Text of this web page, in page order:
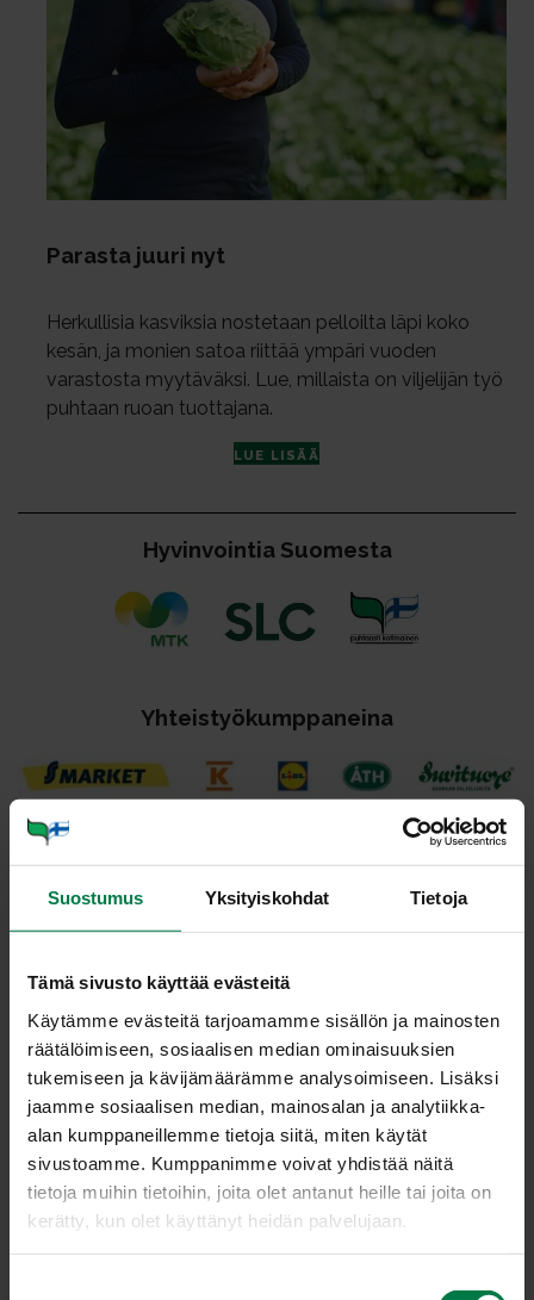
Suostumus Yksityiskohdat Tietoja
Tämä sivusto käyttää evästeitä
Käytämme evästeitä tarjoamamme sisällön ja mainosten
räätälöimiseen, sosiaalisen median ominaisuuksien
tukemiseen ja kävijämäärämme analysoimiseen. Lisäksi
jaamme sosiaalisen median, mainosalan ja analytiikka-
alan kumppaneillemme tietoja siitä, miten käytät
sivustoamme. Kumppanimme voivat yhdistää näitä
tietoja muihin tietoihin, joita olet antanut heille tai joita on
kerätty, kun olet käyttänyt heidän palvelujaan.
Pa­ras­ta juu­ri nyt
Herkullisia kasviksia nostetaan pelloilta läpi koko
kesän, ja monien satoa riittää ympäri vuoden
varastosta myytäväksi. Lue, millaista on viljelijän työ
puhtaan ruoan tuottajana.
LUE LISÄÄ
Hy­vin­voin­tia Suo­mes­ta
Yh­teis­työ­kump­pa­nei­na
Med po­ta­ti­sod­ling som
livss­til
Juhana och Joonatan Männistö odlar potatis på
Männistön tila i Loppis i femte generationen. Det
finns knappt om ledig tid eftersom bröderna
levererar potatis till butikerna minst tre dagar i
veckan året runt.